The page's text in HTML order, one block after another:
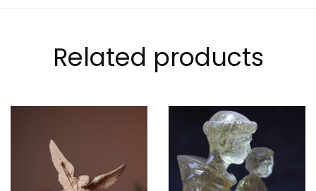
Related products